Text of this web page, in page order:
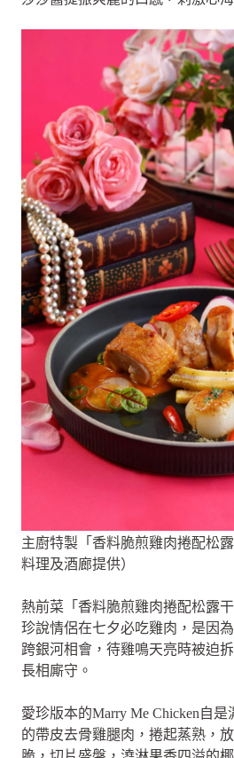
主廚特製「香料脆煎雞肉捲配松
料理及酒廊提供）
熱前菜「香料脆煎雞肉捲配松露
珍說情侶在七夕必吃雞肉，是因
跨銀河相會，待雞鳴天亮時被迫
長相廝守。
愛珍版本的Marry Me Chicken自
的帶皮去骨雞腿肉，捲起蒸熟，